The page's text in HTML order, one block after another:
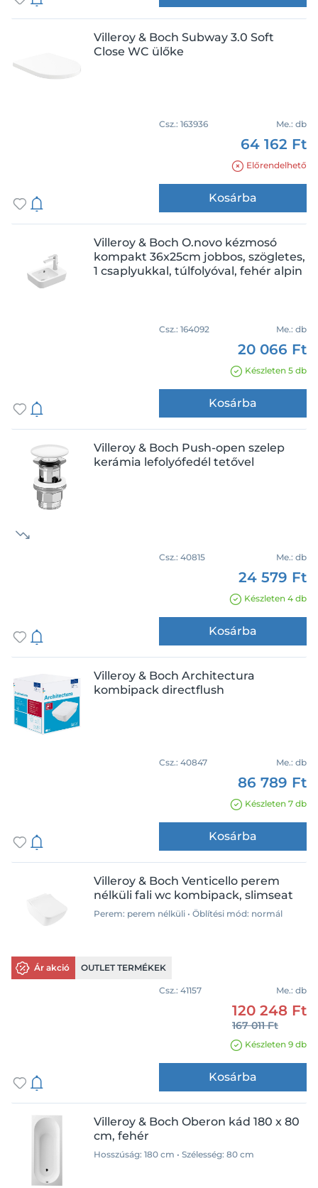
Villeroy & Boch Subway 3.0 Soft
Close WC ülőke
Csz.: 163936 Me.: db
64 162 Ft
Előrendelhető
Kosárba
Villeroy & Boch O.novo kézmosó
kompakt 36x25cm jobbos, szögletes,
1 csaplyukkal, túlfolyóval, fehér alpin
Csz.: 164092 Me.: db
20 066 Ft
Készleten 5 db
Kosárba
Villeroy & Boch Push-open szelep
kerámia lefolyófedél tetővel
Csz.: 40815 Me.: db
24 579 Ft
Készleten 4 db
Kosárba
Villeroy & Boch Architectura
kombipack directflush
Csz.: 40847 Me.: db
86 789 Ft
Készleten 7 db
Kosárba
Villeroy & Boch Venticello perem
nélküli fali wc kombipack, slimseat
Perem: perem nélküli • Öblítési mód: normál
Ár akció OUTLET TERMÉKEK
Csz.: 41157 Me.: db
120 248 Ft
167 011 Ft
Készleten 9 db
Kosárba
Villeroy & Boch Oberon kád 180 x 80
cm, fehér
Hosszúság: 180 cm • Szélesség: 80 cm